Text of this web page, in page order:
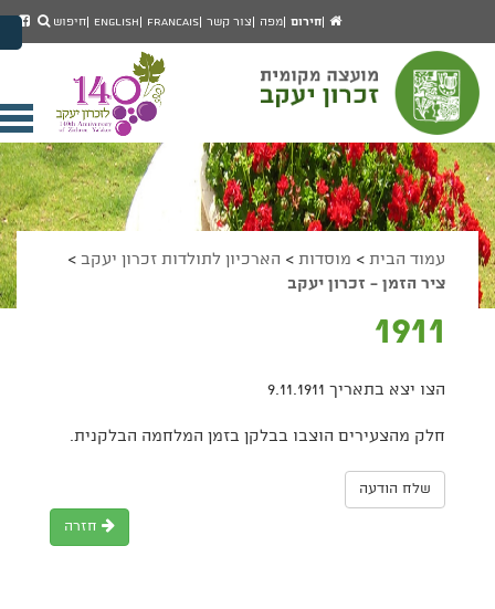
מעבר לתפריט ראשי
הגדל גודל פונט
הקטן גודל פונט
מצב ניגודיות גבוהה
מצב ניגודיות נמוכה
הצג קישורים
הצהרת נגישות
עמוד
הבית
חירום מפה צור קשר Francais
English חיפוש
עמוד הבית > מוסדות > הארכיון לתולדות זכרון יעקב >
ציר הזמן - זכרון יעקב
1911
הצו יצא בתאריך 9.11.1911
חלק מהצעירים הוצבו בבלקן בזמן המלחמה הבלקנית.
שלח הודעה
חזרה